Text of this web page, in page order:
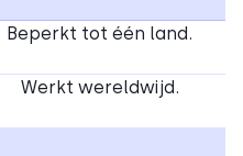
Beperkt tot één land.
Werkt wereldwijd.